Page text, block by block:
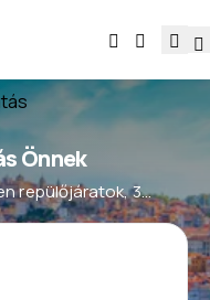
Önnek
repülőjáratok, 3